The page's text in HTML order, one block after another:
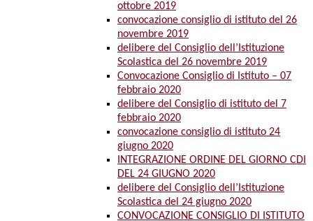
ottobre 2019
convocazione consiglio di istituto del 26
novembre 2019
delibere del Consiglio dell’Istituzione
Scolastica del 26 novembre 2019
Convocazione Consiglio di Istituto – 07
febbraio 2020
delibere del Consiglio di istituto del 7
febbraio 2020
convocazione consiglio di istituto 24
giugno 2020
INTEGRAZIONE ORDINE DEL GIORNO CDI
DEL 24 GIUGNO 2020
delibere del Consiglio dell’Istituzione
Scolastica del 24 giugno 2020
CONVOCAZIONE CONSIGLIO DI ISTITUTO